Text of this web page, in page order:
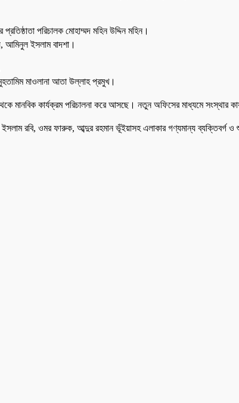
পরিচালক মোহাম্মদ মহিন উদ্দিন মহিন।
আমিনুল ইসলাম বাদশা।
মাওলানা আতা উল্লাহ প্রমুখ।
মানবিক কার্যক্রম পরিচালনা করে আসছে। নতুন অফিসের মাধ্যমে
রবি, ওমর ফারুক, আব্দুর রহমান ভূঁইয়াসহ এলাকার গণ্যমান্য ব্যক্তিবর্গ ও